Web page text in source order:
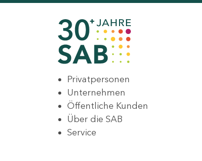
Privatpersonen
Unternehmen
Öffentliche Kunden
Über die SAB
Service